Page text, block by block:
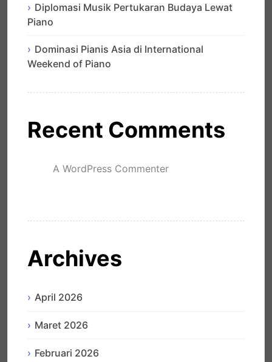
Diplomasi Musik Pertukaran Budaya Lewat
Piano
Dominasi Pianis Asia di International
Weekend of Piano
Recent Comments
A WordPress Commenter
Archives
April 2026
Maret 2026
Februari 2026